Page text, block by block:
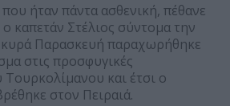
ήταν πάντα ασθενική, πέθανε
ο καπετάν Στέλιος σύντομα την
Παρασκευή παραχωρήθηκε
στις προσφυγικές
Τουρκολίμανου και έτσι ο
στον Πειραιά.